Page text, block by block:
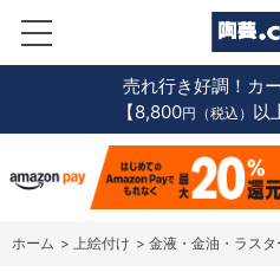
売れ行き好調！カ
【8,800円（税込） 以
ホーム > 上絵付け > 金液・金油・ラスタ